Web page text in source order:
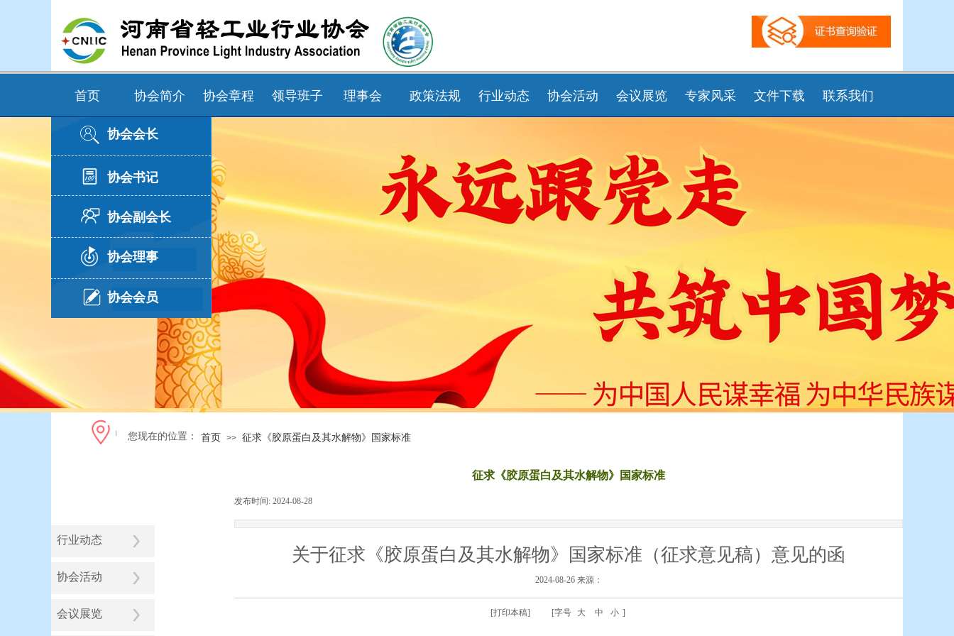
协会活动
首页 协会简介 协会章程 领导班子 理事会 政策法规 行业动态 协会活动 会议展览 专家风采 文件下载 联系我们
协会会长
协会书记
协会理事
协会会员
协会副会长
您现在的位置： 首页 >> 征求《胶原蛋白及其水解物》国家标准
征求《胶原蛋白及其水解物》国家标准
发布时间: 2024-08-28
关于征求《胶原蛋白及其水解物》国家标准（征求意见稿）意见的函
2024-08-26 来源：
[打印本稿] [字号 大 中 小 ]
行业动态
会议展览